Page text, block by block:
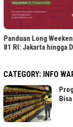
CATEGORY: INFO